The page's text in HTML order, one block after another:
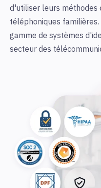
d'utiliser leurs méthodes
téléphoniques
gamme de systèmes
secteur des